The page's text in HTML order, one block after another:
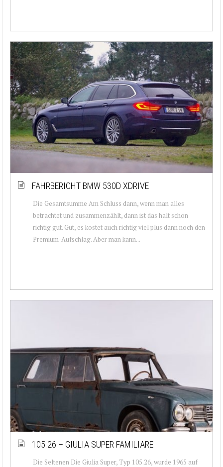
FAHRBERICHT BMW 530D XDRIVE
Die Gesamtsumme Am Schluss dann, wenn man alles
betrachtet und zusammenzählt, dann ist das halt schon
richtig gut. Gut, es kostet auch richtig viel plus dann noch den
Premium-Aufschlag. Aber man kann...
105.26 – GIULIA SUPER FAMILIARE
Die Seltenen Die Giulia Super, Typ 105.26, wurde 1965 auf